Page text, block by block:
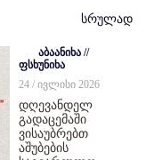
სრულად
აბაანიხა //
ფსხუნიხა
24 / ივლისი 2026
დღევანდელ
გადაცემაში
ვისაუბრებთ
აშუბების